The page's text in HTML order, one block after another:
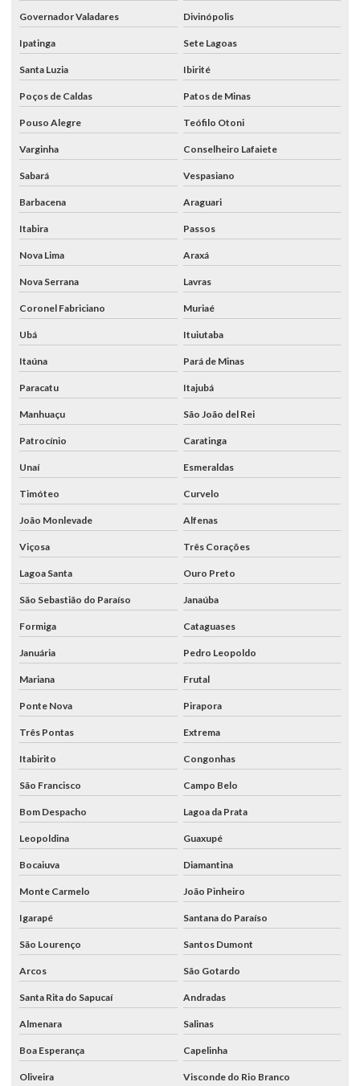
Governador Valadares Divinópolis
Ipatinga Sete Lagoas
Santa Luzia Ibirité
Poços de Caldas Patos de Minas
Pouso Alegre Teófilo Otoni
Varginha Conselheiro Lafaiete
Sabará Vespasiano
Barbacena Araguari
Itabira Passos
Nova Lima Araxá
Nova Serrana Lavras
Coronel Fabriciano Muriaé
Ubá Ituiutaba
Itaúna Pará de Minas
Paracatu Itajubá
Manhuaçu São João del Rei
Patrocínio Caratinga
Unaí Esmeraldas
Timóteo Curvelo
João Monlevade Alfenas
Viçosa Três Corações
Lagoa Santa Ouro Preto
São Sebastião do Paraíso Janaúba
Formiga Cataguases
Januária Pedro Leopoldo
Mariana Frutal
Ponte Nova Pirapora
Três Pontas Extrema
Itabirito Congonhas
São Francisco Campo Belo
Bom Despacho Lagoa da Prata
Leopoldina Guaxupé
Bocaiuva Diamantina
Monte Carmelo João Pinheiro
Igarapé Santana do Paraíso
São Lourenço Santos Dumont
Arcos São Gotardo
Santa Rita do Sapucaí Andradas
Almenara Salinas
Boa Esperança Capelinha
Oliveira Visconde do Rio Branco